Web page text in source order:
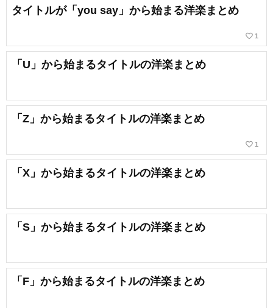
タイトルが「you say」から始まる洋楽まとめ
favorite_border 1
「U」から始まるタイトルの洋楽まとめ
「Z」から始まるタイトルの洋楽まとめ
favorite_border 1
「X」から始まるタイトルの洋楽まとめ
「S」から始まるタイトルの洋楽まとめ
「F」から始まるタイトルの洋楽まとめ